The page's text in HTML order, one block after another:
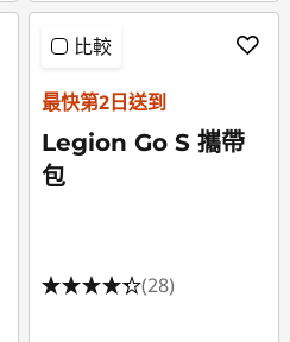
比較
最快第2日送到
Legion Go S 攜帶
包
(28)